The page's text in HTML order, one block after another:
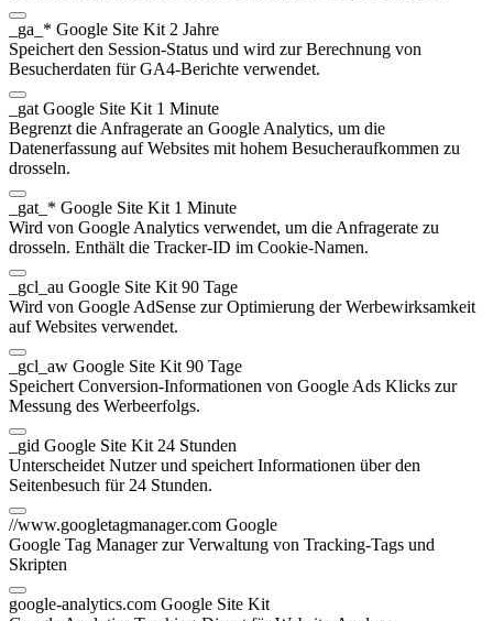
_ga_* Google Site Kit 2 Jahre
Speichert den Session-Status und wird zur Berechnung von
Besucherdaten für GA4-Berichte verwendet.
_gat Google Site Kit 1 Minute
Begrenzt die Anfragerate an Google Analytics, um die
Datenerfassung auf Websites mit hohem Besucheraufkommen zu
drosseln.
_gat_* Google Site Kit 1 Minute
Wird von Google Analytics verwendet, um die Anfragerate zu
drosseln. Enthält die Tracker-ID im Cookie-Namen.
_gcl_au Google Site Kit 90 Tage
Wird von Google AdSense zur Optimierung der Werbewirksamkeit
auf Websites verwendet.
_gcl_aw Google Site Kit 90 Tage
Speichert Conversion-Informationen von Google Ads Klicks zur
Messung des Werbeerfolgs.
_gid Google Site Kit 24 Stunden
Unterscheidet Nutzer und speichert Informationen über den
Seitenbesuch für 24 Stunden.
//www.googletagmanager.com Google
Google Tag Manager zur Verwaltung von Tracking-Tags und
Skripten
google-analytics.com Google Site Kit